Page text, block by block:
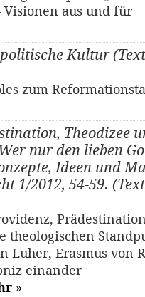
Visionen aus und für
Kultur
zum
Theodizee
nur den lieben
Ideen und
1/2012, 54-59.
Luher, Erasmus von
einander
»